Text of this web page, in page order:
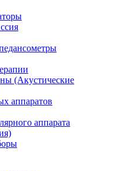
(Акустические
аппаратов
аппарата